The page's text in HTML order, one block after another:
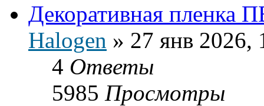
Декоративная пленка
Halogen » 27 янв 2026,
4 Ответы
5985 Просмотры